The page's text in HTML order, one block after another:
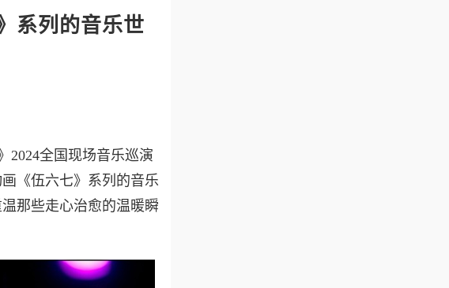
系列的音乐世
2024全国现场音乐巡演
《伍六七》系列的音乐
那些走心治愈的温暖瞬